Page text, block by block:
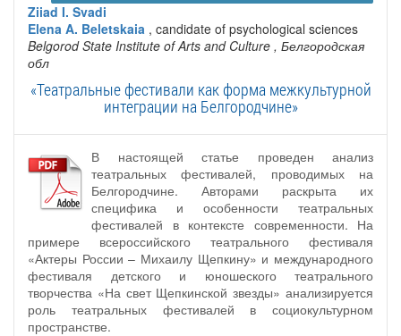
Ziiad I. Svadi
Elena A. Beletskaia , candidate of psychological sciences
Belgorod State Institute of Arts and Culture , Белгородская
обл
«Театральные фестивали как форма межкультурной
интеграции на Белгородчине»
В настоящей статье проведен анализ
театральных фестивалей, проводимых на
Белгородчине. Авторами раскрыта их
специфика и особенности театральных
фестивалей в контексте современности. На
примере всероссийского театрального фестиваля
«Актеры России – Михаилу Щепкину» и международного
фестиваля детского и юношеского театрального
творчества «На свет Щепкинской звезды» анализируется
роль театральных фестивалей в социокультурном
пространстве.